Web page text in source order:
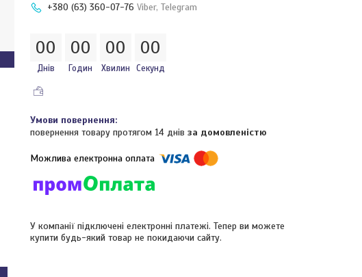
+380 (63) 360-07-76 Viber, Telegram
00
Днів
00
Годин
00
Хвилин
00
Секунд
повернення товару протягом 14 днів за домовленістю
У компанії підключені електронні платежі. Тепер ви можете
купити будь-який товар не покидаючи сайту.